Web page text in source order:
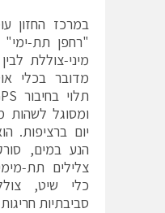
"רחפן תת‐ימי"
מיני‐צוללת
מדובר בכלי
יום ברציפות.
הנע במים,
צלילים
כלי שיט,
סביבתיות